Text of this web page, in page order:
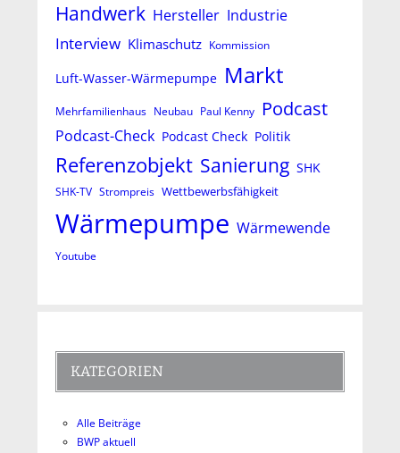
Handwerk Hersteller Industrie
Interview Klimaschutz Kommission
Luft-Wasser-Wärmepumpe Markt
Mehrfamilienhaus Neubau Paul Kenny Podcast
Podcast-Check Podcast Check Politik
Referenzobjekt Sanierung SHK
SHK-TV Strompreis Wettbewerbsfähigkeit
Wärmepumpe Wärmewende
Youtube
KATEGORIEN
Alle Beiträge
BWP aktuell